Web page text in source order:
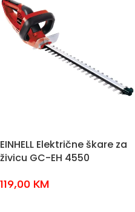
EINHELL Električne škare za
živicu GC-EH 4550
119,00 KM